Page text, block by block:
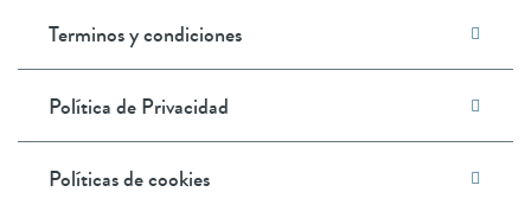
Terminos y condiciones
Política de Privacidad
Políticas de cookies